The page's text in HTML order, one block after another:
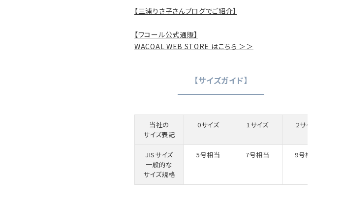
【三浦りさ子さんブログでご紹介】
【ワコール公式通販】
WACOAL WEB STORE はこちら ＞＞
【サイズガイド】
当社の
サイズ表記
0サイズ 1サイズ 2サイズ
JISサイズ
一般的な
サイズ規格
5号相当 7号相当 9号相当